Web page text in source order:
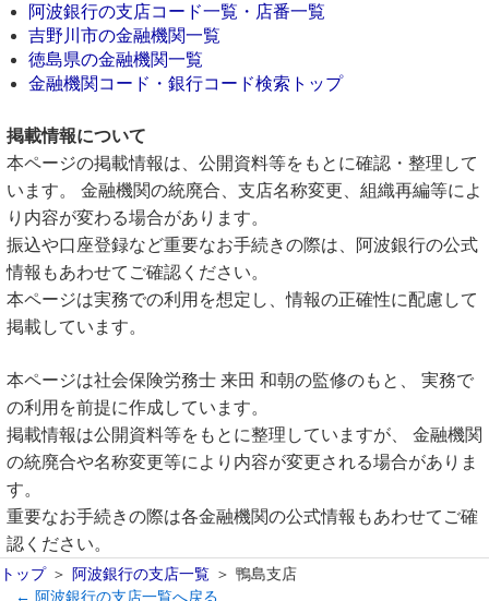
阿波銀行の支店コード一覧・店番一覧
吉野川市の金融機関一覧
徳島県の金融機関一覧
金融機関コード・銀行コード検索トップ
掲載情報について
本ページの掲載情報は、公開資料等をもとに確認・整理して
います。 金融機関の統廃合、支店名称変更、組織再編等によ
り内容が変わる場合があります。
振込や口座登録など重要なお手続きの際は、阿波銀行の公式
情報もあわせてご確認ください。
本ページは実務での利用を想定し、情報の正確性に配慮して
掲載しています。
本ページは社会保険労務士 来田 和朝の監修のもと、 実務で
の利用を前提に作成しています。
掲載情報は公開資料等をもとに整理していますが、 金融機関
の統廃合や名称変更等により内容が変更される場合がありま
す。
重要なお手続きの際は各金融機関の公式情報もあわせてご確
認ください。
トップ 阿波銀行の支店一覧
鴨島支店
← 阿波銀行の支店一覧へ戻る